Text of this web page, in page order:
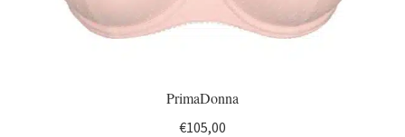
PrimaDonna
€105,00